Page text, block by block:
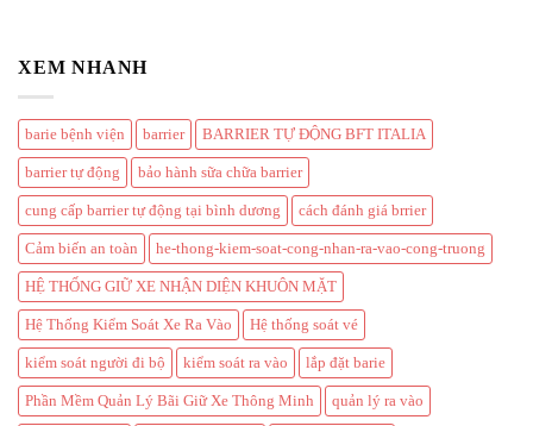
XEM NHANH
barie bệnh viện barrier BARRIER TỰ ĐỘNG BFT ITALIA
barrier tự động bảo hành sữa chữa barrier
cung cấp barrier tự động tại bình dương cách đánh giá brrier
Cảm biến an toàn he-thong-kiem-soat-cong-nhan-ra-vao-cong-truong
HỆ THỐNG GIỮ XE NHẬN DIỆN KHUÔN MẶT
Hệ Thống Kiểm Soát Xe Ra Vào Hệ thống soát vé
kiểm soát người đi bộ kiểm soát ra vào lắp đặt barie
Phần Mềm Quản Lý Bãi Giữ Xe Thông Minh quản lý ra vào